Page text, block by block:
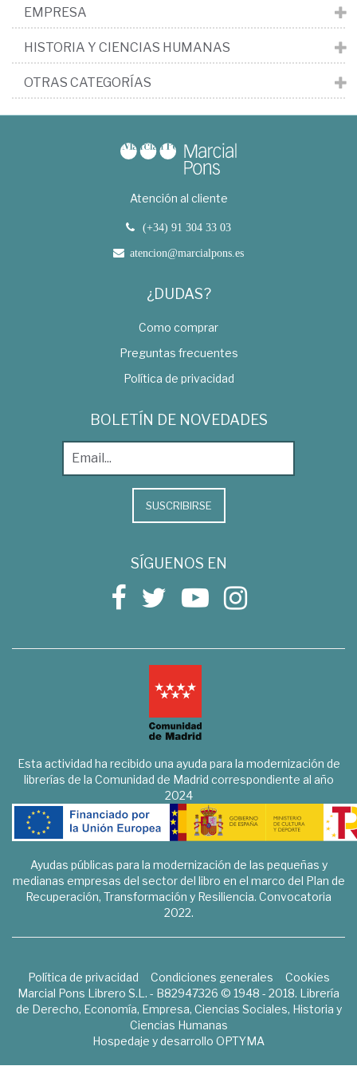
EMPRESA
HISTORIA Y CIENCIAS HUMANAS
OTRAS CATEGORÍAS
Atención al cliente
(+34) 91 304 33 03
atencion@marcialpons.es
¿DUDAS?
Como comprar
Preguntas frecuentes
Política de privacidad
BOLETÍN DE NOVEDADES
SUSCRIBIRSE
SÍGUENOS EN
Esta actividad ha recibido una ayuda para la modernización de
librerías de la Comunidad de Madrid correspondiente al año
2024
Ayudas públicas para la modernización de las pequeñas y
medianas empresas del sector del libro en el marco del Plan de
Recuperación, Transformación y Resiliencia. Convocatoria
2022.
Política de privacidad Condiciones generales
Cookies
Marcial Pons Librero S.L. - B82947326 © 1948 - 2018. Librería
de Derecho, Economía, Empresa, Ciencias Sociales, Historia y
Ciencias Humanas
Hospedaje y desarrollo OPTYMA